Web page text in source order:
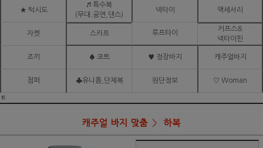
★ 턱시도
♬ 특수복
(무대.공연,댄스)
넥타이 액세서리
자켓 스카프 루프타이
커프스&
넥타이핀
조끼 ♠ 코트 ♥ 정장바지 캐주얼바지
점퍼 ♣유니폼,단체복 원단정보 ♡ Woman
ㅌ
캐주얼 바지 맞춤 하복